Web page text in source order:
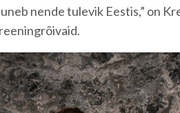
nende tulevik Eestis,” on